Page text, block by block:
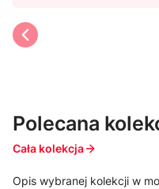
Polecana
Cała kolekcja
Opis wybranej kolekcji w